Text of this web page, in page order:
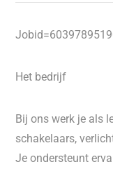
Het bedrijf
Bij ons werk je als
schakelaars,
Je ondersteunt